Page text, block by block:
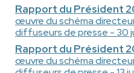
Rapport du Président
œuvredu schéma
diffuseurs de presse - 30
Rapport du Président
œuvredu schéma